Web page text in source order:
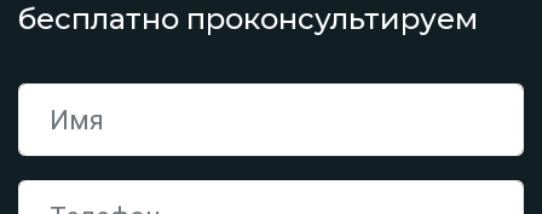
бесплатно проконсультируем